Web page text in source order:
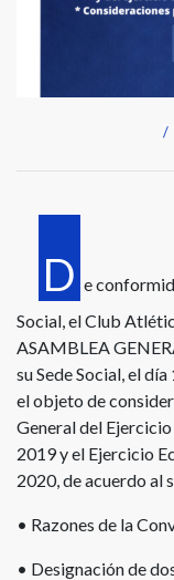
D e
Social, el Club
ASAMBLEA
su Sede Social, el
el objeto de
General del
2019 y el Ejercicio
2020, de acuerdo al
• Razones de la
• Designación de